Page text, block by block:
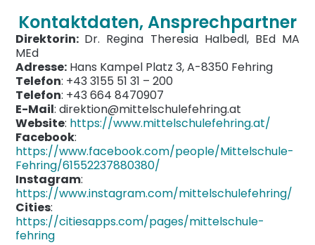
Kontaktdaten, Ansprechpartner
Direktorin: Dr. Regina Theresia Halbedl, BEd MA
MEd
Adresse: Hans Kampel Platz 3, A-8350 Fehring
Telefon: +43 3155 51 31 – 200
Telefon: +43 664 8470907
E-Mail: direktion@mittelschulefehring.at
Website: https://www.mittelschulefehring.at/
Facebook:
https://www.facebook.com/people/Mittelschule-
Fehring/61552237880380/
Instagram:
https://www.instagram.com/mittelschulefehring/
Cities:
https://citiesapps.com/pages/mittelschule-
fehring